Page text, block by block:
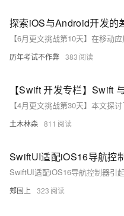
探索iOS与Android开发的
历年考试不作弊 383
【Swift 开发专栏】Swift
土木林森 811
SwiftUI适配iOS16导航控
SwiftUI适配iOS16导航控制器引
郏国上 323